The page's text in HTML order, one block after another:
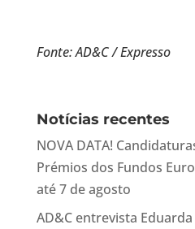
Fonte: AD&C / Expresso
Notícias recentes
NOVA DATA!
Prémios dos Fundos
até 7 de agosto
AD&C entrevista